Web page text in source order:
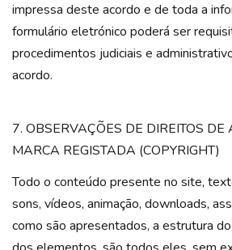
impressa deste acordo e de toda a
formulário eletrónico poderá ser
procedimentos judiciais e
acordo.
7. OBSERVAÇÕES DE DIREITOS DE
MARCA REGISTADA (COPYRIGHT)
Todo o conteúdo presente no site,
sons, vídeos, animação, downloads,
como são apresentados, a estrutura